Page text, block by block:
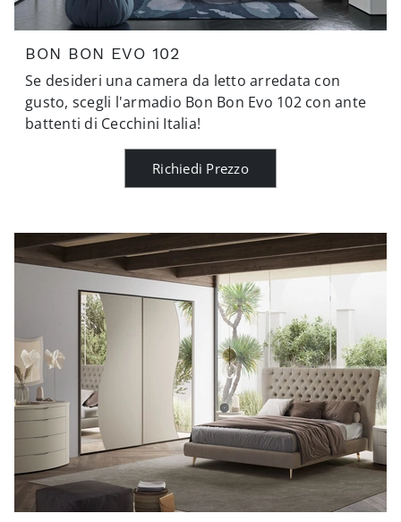
BON BON EVO 102
Se desideri una camera da letto arredata con
gusto, scegli l'armadio Bon Bon Evo 102 con ante
battenti di Cecchini Italia!
Richiedi Prezzo